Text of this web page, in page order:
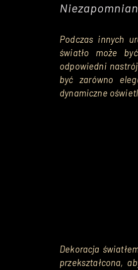
Podczas innych
światło może
odpowiedni
być zarówno
dynamiczne
Dekoracja
przekształcona,